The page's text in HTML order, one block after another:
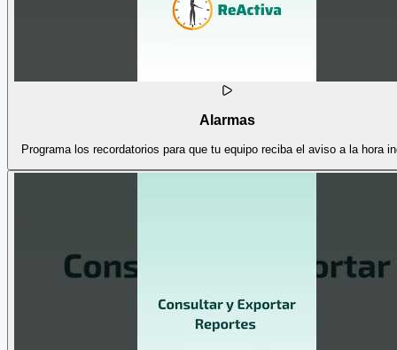
Alarmas
Programa los recordatorios para que tu equipo reciba el aviso a la hora